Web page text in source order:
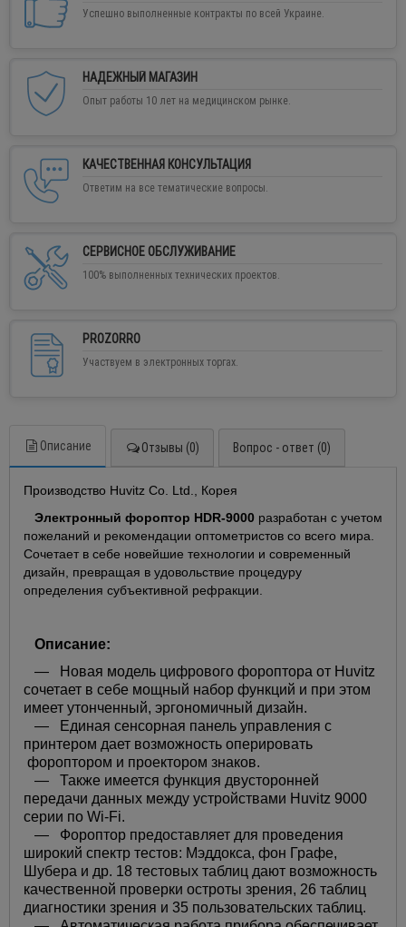
Успешно выполненные контракты по всей Украине.
НАДЕЖНЫЙ МАГАЗИН
Опыт работы 10 лет на медицинском рынке.
КАЧЕСТВЕННАЯ КОНСУЛЬТАЦИЯ
Ответим на все тематические вопросы.
СЕРВИСНОЕ ОБСЛУЖИВАНИЕ
100% выполненных технических проектов.
PROZORRO
Участвуем в электронных торгах.
Описание Отзывы (0) Вопрос - ответ (0)
Производство Huvitz Co. Ltd., Корея
Электронный фороптор HDR-9000 разработан с учетом
пожеланий и рекомендации оптометристов со всего мира.
Сочетает в себе новейшие технологии и современный
дизайн, превращая в удовольствие процедуру
определения субъективной рефракции.
Описание:
— Новая модель цифрового фороптора от Huvitz
сочетает в себе мощный набор функций и при этом
имеет утонченный, эргономичный дизайн.
— Единая сенсорная панель управления с
принтером дает возможность оперировать
фороптором и проектором знаков.
— Также имеется функция двусторонней
передачи данных между устройствами Huvitz 9000
серии по Wi-Fi.
— Фороптор предоставляет для проведения
широкий спектр тестов: Мэддокса, фон Графе,
Шубера и др. 18 тестовых таблиц дают возможность
качественной проверки остроты зрения, 26 таблиц
диагностики зрения и 35 пользовательских таблиц.